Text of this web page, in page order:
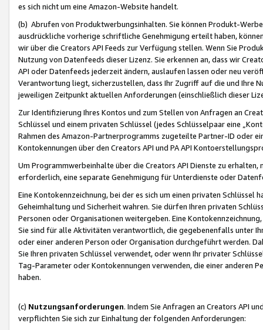
es sich nicht um eine Amazon-Website handelt.
(b) Abrufen von Produktwerbungsinhalten. Sie können Produkt-
ausdrückliche vorherige schriftliche Genehmigung erteilt haben,
wir über die Creators API Feeds zur Verfügung stellen. Wenn Sie
Nutzung von Datenfeeds dieser Lizenz. Sie erkennen an, dass wir
API oder Datenfeeds jederzeit ändern, auslaufen lassen oder neu
Verantwortung liegt, sicherzustellen, dass Ihr Zugriff auf die und Ihre
jeweiligen Zeitpunkt aktuellen Anforderungen (einschließlich dieser
Zur Identifizierung Ihres Kontos und zum Stellen von Anfragen an
Schlüssel und einem privaten Schlüssel (jedes Schlüsselpaar eine
Rahmen des Amazon-Partnerprogramms zugeteilte Partner-ID oder
Kontokennungen über den Creators API und PA API
Um Programmwerbeinhalte über die Creators API Dienste zu
erforderlich, eine separate Genehmigung für Unterdienste oder
Eine Kontokennzeichnung, bei der es sich um einen privaten
Geheimhaltung und Sicherheit wahren. Sie dürfen Ihren privaten
Personen oder Organisationen weitergeben. Eine
Sie sind für alle Aktivitäten verantwortlich, die gegebenenfalls unter
oder einer anderen Person oder Organisation durchgeführt werden.
Sie Ihren privaten Schlüssel verwendet, oder wenn Ihr privater
Tag-Parameter oder Kontokennungen verwenden, die einer anderen
haben.
(c) Nutzungsanforderungen. Indem Sie Anfragen an Creators API
verpflichten Sie sich zur Einhaltung der folgenden Anforderungen: